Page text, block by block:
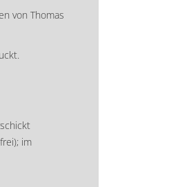
von Thomas
im